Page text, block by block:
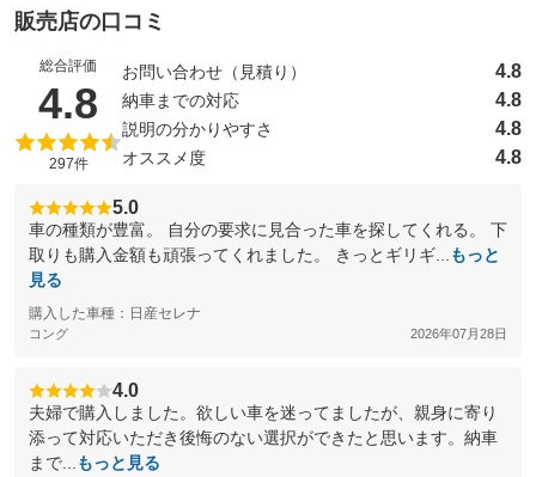
販売店の口コミ
総合評価
4.8 （5点満点中）
297件
お問い合わせ（見積り） 4.8
納車までの対応 4.8
説明の分かりやすさ 4.8
オススメ度 4.8
5.0
車の種類が豊富。 自分の要求に見合った車を探してくれる。 下
取りも購入金額も頑張ってくれました。 きっとギリギ...
もっと
見る
購入した車種：日産セレナ
コング 2026年07月28日
4.0
夫婦で購入しました。欲しい車を迷ってましたが、親身に寄り
添って対応いただき後悔のない選択ができたと思います。納車
まで...
もっと見る